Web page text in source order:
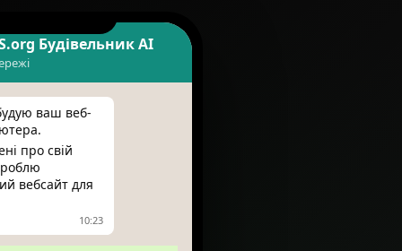
Будівельник AI
ваш веб-
про свій
вебсайт для
10:23